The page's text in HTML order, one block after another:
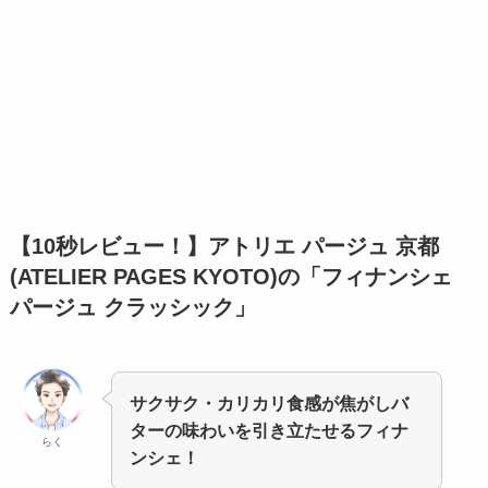
【10秒レビュー！】 アトリエ パージュ 京都
(ATELIER PAGES KYOTO)の「フィナンシェ
パージュ クラッシック」
らく
サクサク・カリカリ食感が焦がしバ
ターの味わいを引き立たせるフィナ
ンシェ！